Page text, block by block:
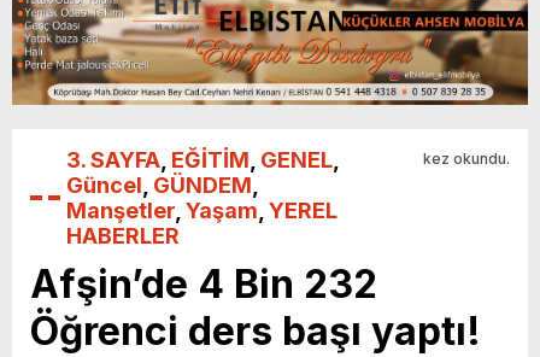
3. SAYFA EĞİTİM GENEL
Güncel GÜNDEM
Manşetler Yaşam YEREL
HABERLER
kez okundu.
Afşin’de 4 Bin 232
Öğrenci ders başı yaptı!